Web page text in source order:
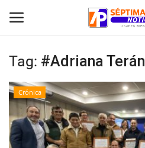
Inicio
Crónica
Policial
Tag: #Adriana Terán
Crónica